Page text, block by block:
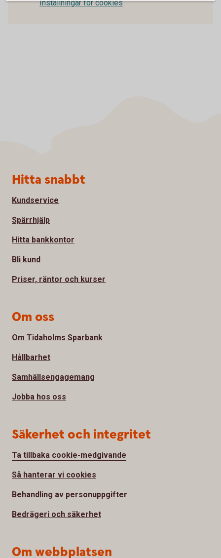
Inställningar för cookies
Sidfot
Hitta snabbt
Kundservice
Spärrhjälp
Hitta bankkontor
Bli kund
Priser, räntor och kurser
Om oss
Om Tidaholms Sparbank
Hållbarhet
Samhällsengagemang
Jobba hos oss
Säkerhet och integritet
Ta tillbaka cookie-medgivande
Så hanterar vi cookies
Behandling av personuppgifter
Bedrägeri och säkerhet
Om webbplatsen